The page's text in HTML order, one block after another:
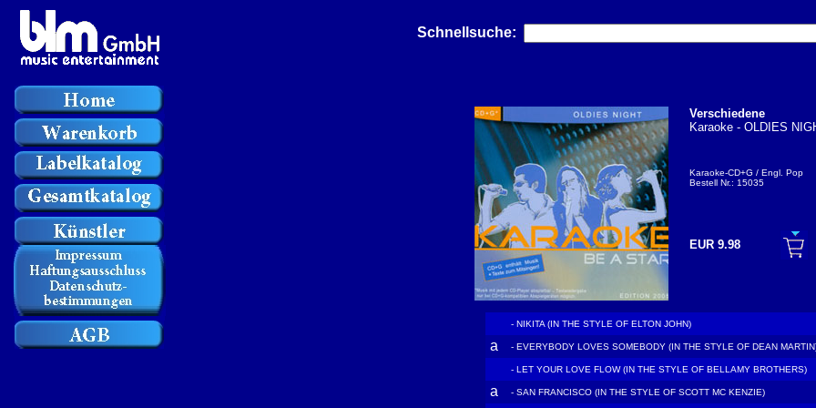
Schnellsuche:
Verschiedene
Karaoke - OLDIES
Karaoke-CD+G / Engl. Pop
Bestell Nr.: 15035
EUR 9.98
- NIKITA (IN THE STYLE OF ELTON JOHN)
a - EVERYBODY LOVES SOMEBODY (IN THE STYLE OF DEAN
- LET YOUR LOVE FLOW (IN THE STYLE OF BELLAMY BROTHERS)
a - SAN FRANCISCO (IN THE STYLE OF SCOTT MC KENZIE)